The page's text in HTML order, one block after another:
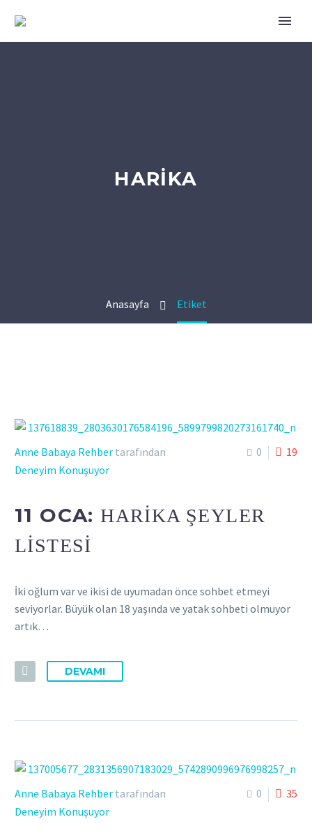
HARIKA
Anasayfa Etiket
0 19
Anne Babaya Rehber tarafından
Deneyim Konuşuyor
11 OCA:HARIKA ŞEYLER
LISTESI
İki oğlum var ve ikisi de uyumadan önce sohbet etmeyi
seviyorlar. Büyük olan 18 yaşında ve yatak sohbeti olmuyor
artık…
DEVAMI
0 35
Anne Babaya Rehber tarafından
Deneyim Konuşuyor